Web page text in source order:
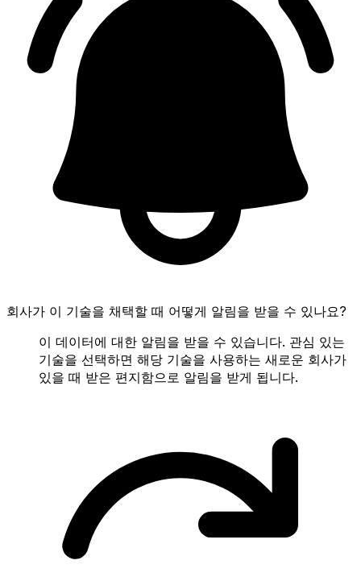
회사가 이 기술을 채택할 때 어떻게 알림을 받을 수 있나요?
이 데이터에 대한 알림을 받을 수 있습니다. 관심 있는
기술을 선택하면 해당 기술을 사용하는 새로운 회사가
있을 때 받은 편지함으로 알림을 받게 됩니다.